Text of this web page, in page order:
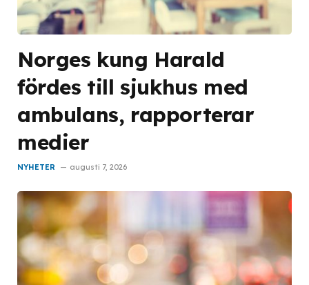
Norges kung Harald
fördes till sjukhus med
ambulans, rapporterar
medier
NYHETER augusti 7, 2026